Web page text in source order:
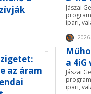
az áram
Jászai
ipari,
a
Jászai
ipari,